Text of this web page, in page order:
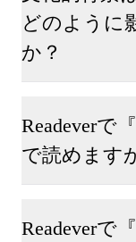
どのように
か？
Readeverで
で読めます
Readeverで